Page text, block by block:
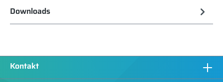
Downloads
Kontakt